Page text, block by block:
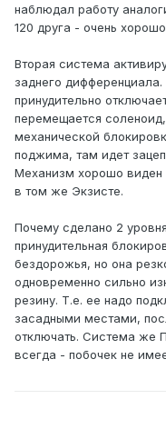
наблюдал работу
120 друга - очень
Вторая система
заднего
принудительно
перемещается
механической
поджима, там идет
Механизм хорошо виден
в том же Экзисте.
Почему сделано 2
принудительная
бездорожья, но она
одновременно сильно
резину. Т.е. ее надо
засадными местами,
отключать. Система же
всегда - побочек не